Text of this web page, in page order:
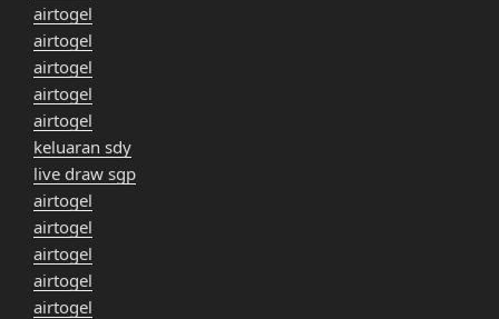
airtogel
airtogel
airtogel
airtogel
airtogel
keluaran sdy
live draw sgp
airtogel
airtogel
airtogel
airtogel
airtogel